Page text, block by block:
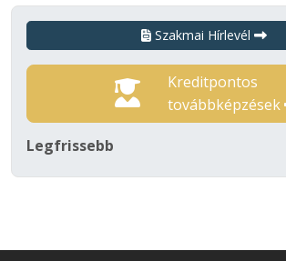
Szakmai Hírlevél
Kreditpontos
továbbképzések
Legfrissebb